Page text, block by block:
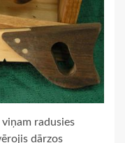
radusies
dārzos